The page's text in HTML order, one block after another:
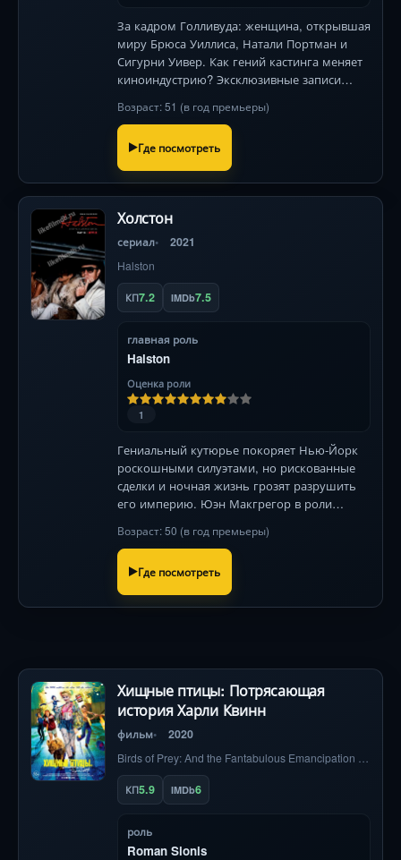
За кадром Голливуда: женщина, открывшая
миру Брюса Уиллиса, Натали Портман и
Сигурни Уивер. Как гений кастинга меняет
киноиндустрию? Эксклюзивные записи
Возраст: 51 (в год премьеры)
Где посмотреть
Холстон
сериал 2021
Halston
КП7.2 IMDb7.5
главная роль
Halston
Оценка роли
1
Гениальный кутюрье покоряет Нью-Йорк
роскошными силуэтами, но рискованные
сделки и ночная жизнь грозят разрушить
его империю. Юэн Макгрегор в роли
Возраст: 50 (в год премьеры)
Где посмотреть
Хищные птицы: Потрясающая
история Харли Квинн
фильм 2020
КП5.9 IMDb6
роль
Roman Sionis